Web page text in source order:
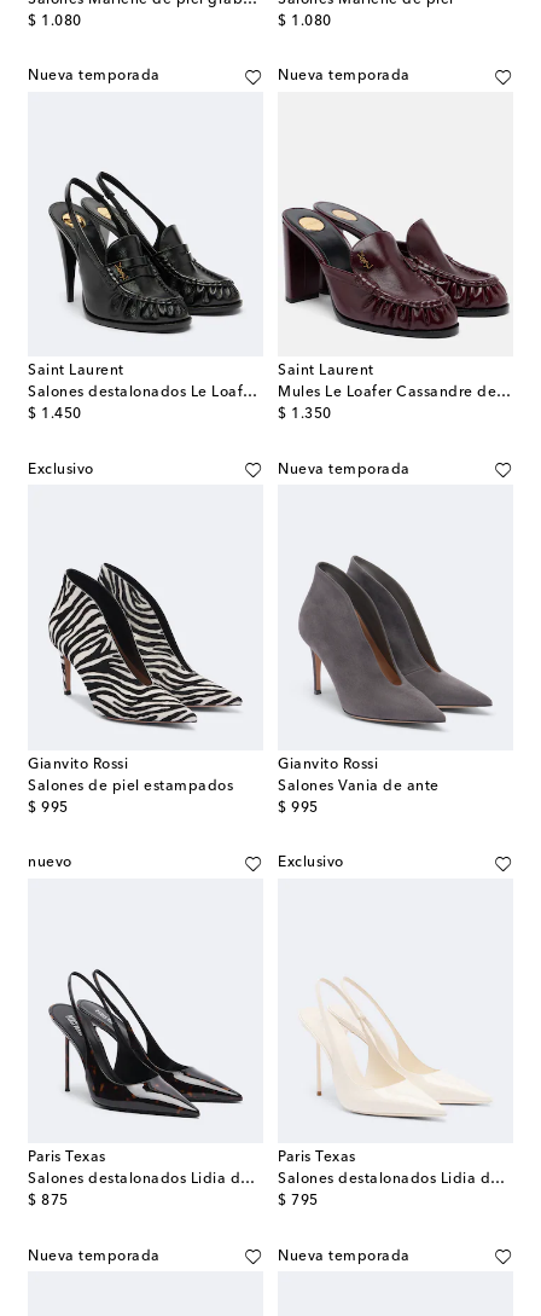
$ 1.080
original price
$ 1.080
original price
Nueva temporada
Saint Laurent
Salones destalonados Le Loafer de piel
$ 1.450
original price
Nueva temporada
Saint Laurent
Mules Le Loafer Cassandre de piel
$ 1.350
original price
Exclusivo
Gianvito Rossi
Salones de piel estampados
$ 995
original price
Nueva temporada
Gianvito Rossi
Salones Vania de ante
$ 995
original price
nuevo
Paris Texas
Salones destalonados Lidia de charol
$ 875
original price
Exclusivo
Paris Texas
Salones destalonados Lidia de charol
$ 795
original price
Nueva temporada Nueva temporada